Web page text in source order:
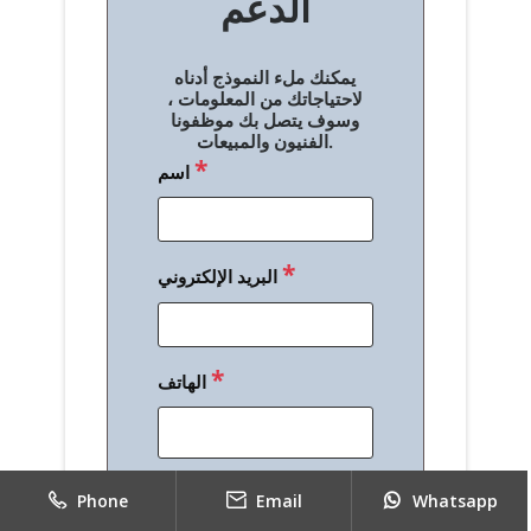
يمكنك ملء النموذج أدناه
لاحتياجاتك من المعلومات ،
وسوف يتصل بك موظفونا
الفنيون والمبيعات.
اسم*
البريد الإلكتروني*
الهاتف*
Phone Email Whatsapp